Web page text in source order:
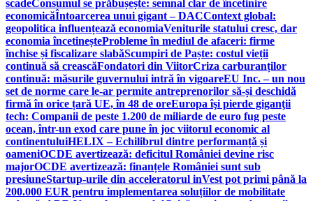
scadeConsumul se prăbușește: semnal clar de încetinire
economicăÎntoarcerea unui gigant – DACContext global:
geopolitica influențează economiaVeniturile statului cresc, dar
economia încetineșteProbleme în mediul de afaceri: firme
închise și fiscalizare slabăScumpiri de Paște: costul vieții
continuă să creascăFondatori din ViitorCriza carburanților
continuă: măsurile guvernului intră în vigoareEU Inc. – un nou
set de norme care le-ar permite antreprenorilor să-și deschidă
firmă în orice țară UE, în 48 de oreEuropa îşi pierde giganţii
tech: Companii de peste 1.200 de miliarde de euro fug peste
ocean, într-un exod care pune în joc viitorul economic al
continentuluiHELIX – Echilibrul dintre performanță și
oameniOCDE avertizează: deficitul României devine risc
majorOCDE avertizează: finanțele României sunt sub
presiuneStartup-urile din acceleratorul inVest pot primi până la
200.000 EUR pentru implementarea soluțiilor de mobilitate